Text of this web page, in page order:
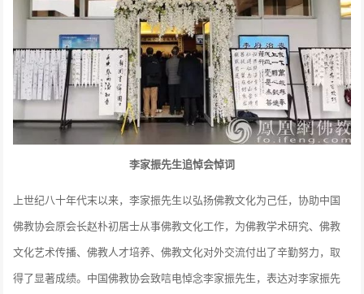
李家振先生追悼会悼词
上世纪八十年代末以来，李家振先生以弘扬佛教文化为己任，协助中国
佛教协会原会长赵朴初居士从事佛教文化工作，为佛教学术研究、佛教
文化艺术传播、佛教人才培养、佛教文化对外交流付出了辛勤努力，取
得了显著成绩。中国佛教协会致唁电悼念李家振先生，表达对李家振先